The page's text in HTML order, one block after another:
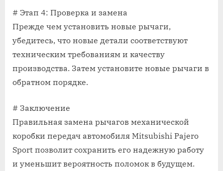
# Этап 4: Проверка и замена
Прежде чем установить новые рычаги,
убедитесь, что новые детали соответствуют
техническим требованиям и качеству
производства. Затем установите новые рычаги в
обратном порядке.
# Заключение
Правильная замена рычагов механической
коробки передач автомобиля Mitsubishi Pajero
Sport позволит сохранить его надежную работу
и уменьшит вероятность поломок в будущем.